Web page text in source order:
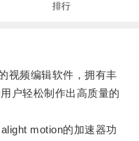
排行
频编辑软件，拥有丰
户轻松制作出高质量的
motion的加速器功